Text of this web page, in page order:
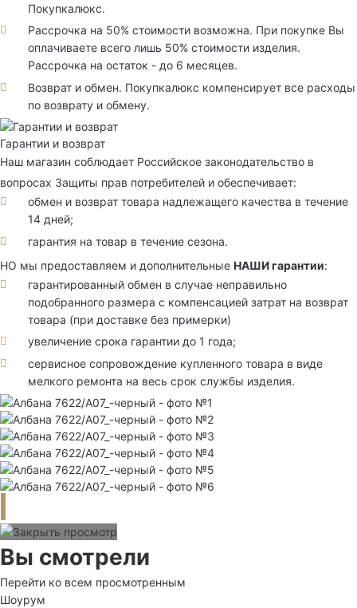
Покупкалюкс.
Рассрочка на 50% стоимости возможна. При покупке Вы
оплачиваете всего лишь 50% стоимости изделия.
Рассрочка на остаток - до 6 месяцев.
Возврат и обмен. Покупкалюкс компенсирует все расходы
по возврату и обмену.
Гарантии и возврат
Наш магазин соблюдает Российское законодательство в
вопросах Защиты прав потребителей и обеспечивает:
обмен и возврат товара надлежащего качества в течение
14 дней;
гарантия на товар в течение сезона.
НО мы предоставляем и дополнительные НАШИ гарантии:
гарантированный обмен в случае неправильно
подобранного размера с компенсацией затрат на возврат
товара (при доставке без примерки)
увеличение срока гарантии до 1 года;
сервисное сопровождение купленного товара в виде
мелкого ремонта на весь срок службы изделия.
Вы смотрели
Перейти ко всем просмотренным
Шоурум